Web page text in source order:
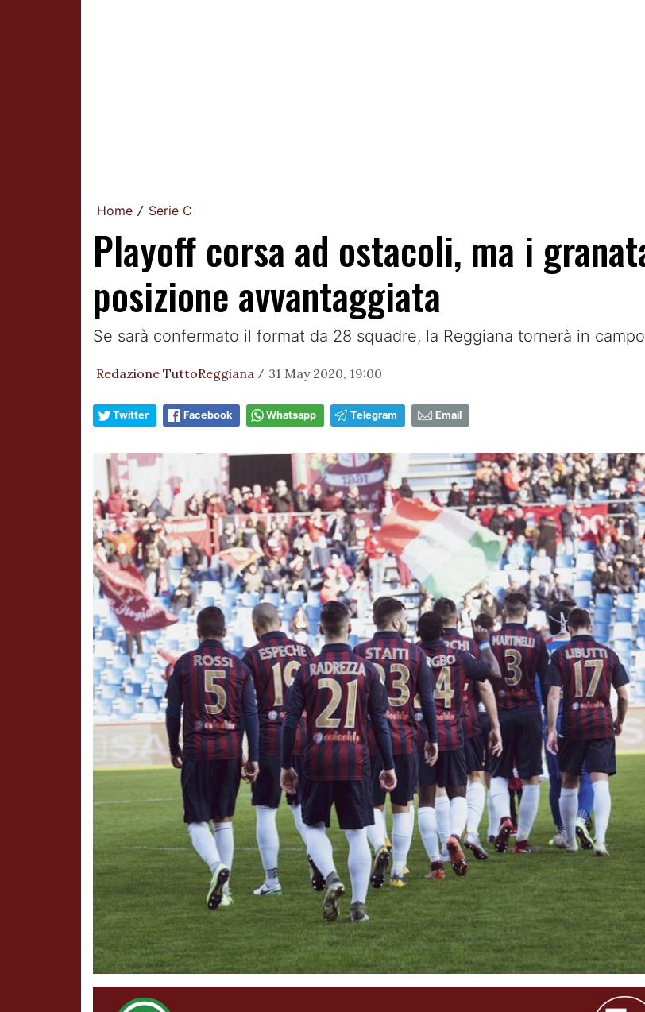
Home / Serie C
Playoff corsa ad ostacoli, ma i
posizione avvantaggiata
Se sarà confermato il format da 28 squadre, la Reggiana tornerà in
Redazione TuttoReggiana / 31 May 2020, 19:00
Twitter Facebook Whatsapp Telegram Email